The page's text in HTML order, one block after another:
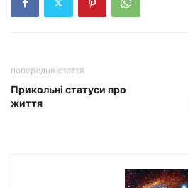
попередня стаття
Прикольні статуси про
життя